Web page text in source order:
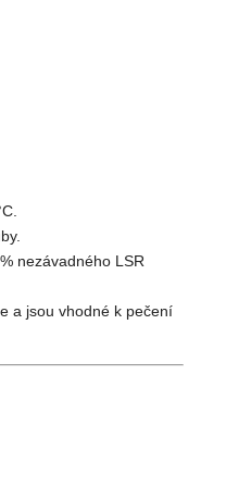
nezávadného LSR
a jsou vhodné k pečení